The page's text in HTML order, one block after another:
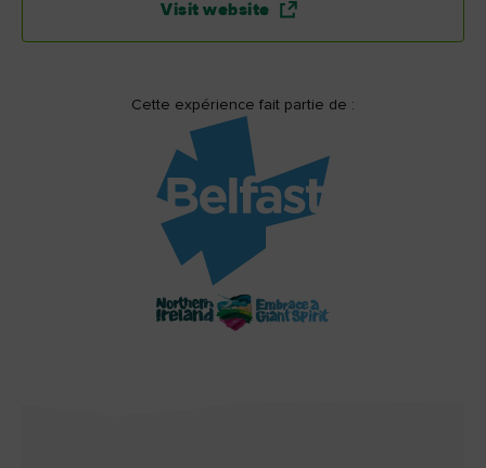
Visit website
Cette expérience fait partie de :